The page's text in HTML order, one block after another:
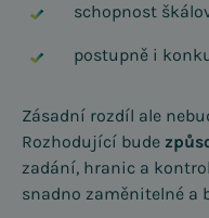
schopnost
postupně i
Zásadní rozdíl ale
Rozhodující bude
zadání, hranic a
snadno zaměnitelné a